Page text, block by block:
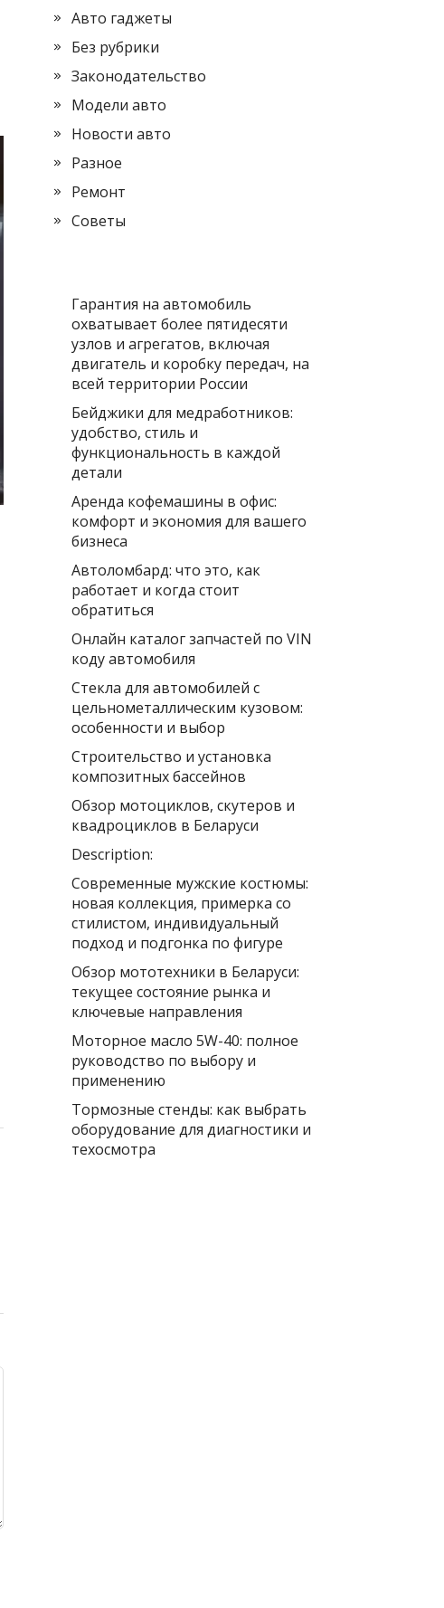
Авто гаджеты
Без рубрики
Законодательство
Модели авто
Новости авто
Разное
Ремонт
Советы
Гарантия на автомобиль
охватывает более пятидесяти
узлов и агрегатов, включая
двигатель и коробку передач, на
всей территории России
Бейджики для медработников:
удобство, стиль и
функциональность в каждой
детали
Аренда кофемашины в офис:
комфорт и экономия для вашего
бизнеса
Автоломбард: что это, как
работает и когда стоит
обратиться
Онлайн каталог запчастей по VIN
коду автомобиля
Стекла для автомобилей с
цельнометаллическим кузовом:
особенности и выбор
Строительство и установка
композитных бассейнов
Обзор мотоциклов, скутеров и
квадроциклов в Беларуси
Description:
Современные мужские костюмы:
новая коллекция, примерка со
стилистом, индивидуальный
подход и подгонка по фигуре
Обзор мототехники в Беларуси:
текущее состояние рынка и
ключевые направления
Моторное масло 5W-40: полное
руководство по выбору и
применению
Тормозные стенды: как выбрать
оборудование для диагностики и
техосмотра